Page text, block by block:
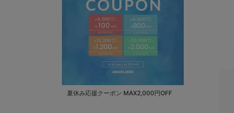
夏休み応援クーポン MAX2,000円OFF